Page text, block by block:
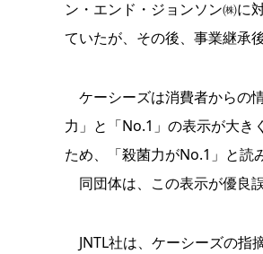
ン・エンド・ジョンソン㈱に
ていたが、その後、事業継承
ケーシーズは消費者からの
力」と「No.1」の表示が大き
ため、「殺菌力がNo.1」と読
同団体は、この表示が優良
JNTL社は、ケーシーズの指